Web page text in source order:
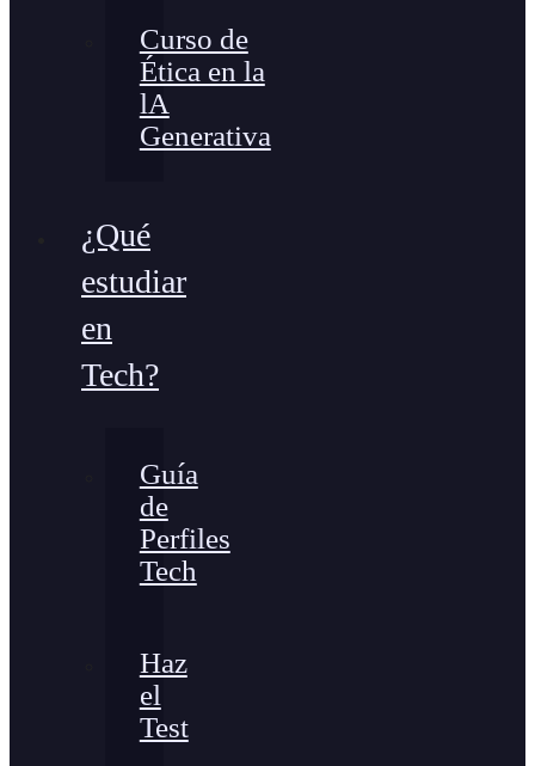
Curso de
Ética en la
lA
Generativa
¿Qué
estudiar
en
Tech?
Guía
de
Perfiles
Tech
Haz
el
Test